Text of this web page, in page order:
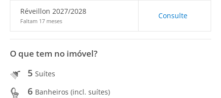
Réveillon 2027/2028
Faltam 17 meses
Consulte
O que tem no imóvel?
5 Suítes
6 Banheiros (incl. suítes)